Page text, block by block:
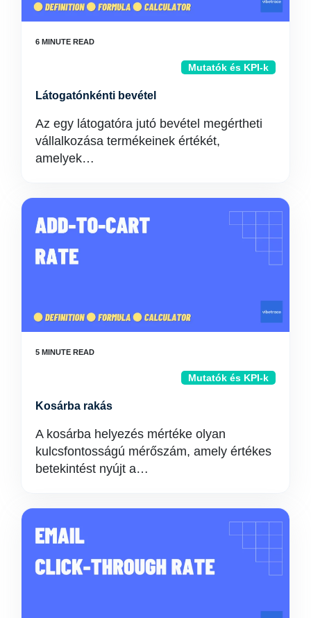
Mutatók és KPI-k
Látogatónkénti bevétel
Az egy látogatóra jutó bevétel megértheti
vállalkozása termékeinek értékét,
amelyek…
Mutatók és KPI-k
Kosárba rakás
A kosárba helyezés mértéke olyan
kulcsfontosságú mérőszám, amely értékes
betekintést nyújt a…